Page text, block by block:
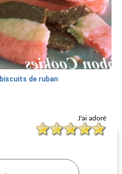
biscuits de ruban
J'ai adoré